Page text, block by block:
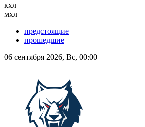
кхл
мхл
предстоящие
прошедшие
06 сентября 2026, Вс, 00:00